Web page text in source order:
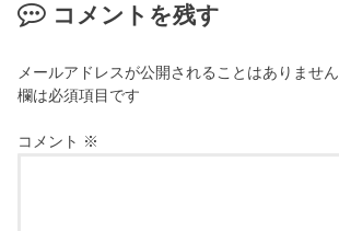
コメントを残す
メールアドレスが公開されることはありません
欄は必須項目です
コメント ※